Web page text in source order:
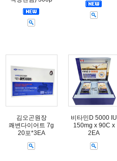
김오곤원장
쾌변다이어트 7g
20포*3EA
비타민D 5000 IU
150mg x 90C x
2EA